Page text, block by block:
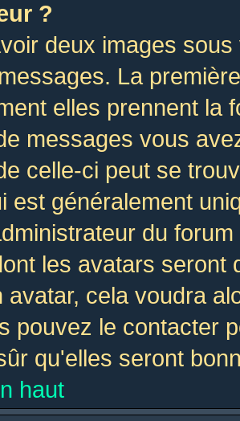
?
deux images
La
elles prennent la
messages vous
celle-ci peut se
est généralement
du
les avatars seront
avatar, cela voudra
pouvez le contacter
qu'elles seront
haut